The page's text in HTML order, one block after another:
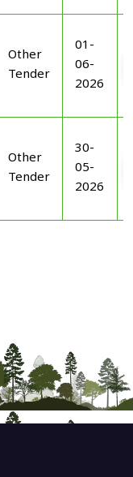
Other
Tender
01-
06-
2026
Other
Tender
30-
05-
2026